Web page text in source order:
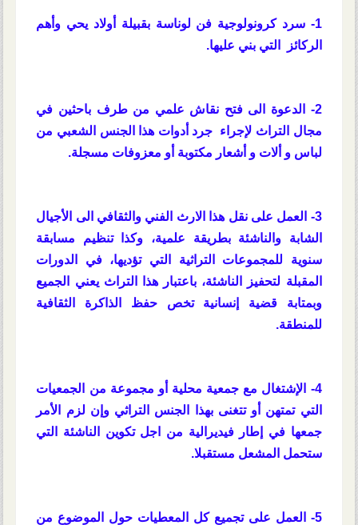
1- سرد كرونولوجية فن لوناسة بقبيلة أولاد يحي وأهم
الركائز التي بني عليها.
2- الدعوة الى فتح نقاش علمي من طرف باحثين في
مجال التراث لإجراء جرد أدوات هذا الجنس الشعبي من
لباس و ألات و أشعار مكتوبة أو معزوفات مسجلة.
3- العمل على نقل هذا الارث الفني والثقافي الى الأجيال
الشابة والناشئة بطريقة علمية، وكذا تنظيم مسابقة
سنوية للمجموعات التراثية التي تؤديها، في الدورات
المقبلة لتحفيز الناشئة، باعتبار هذا التراث يعني الجميع
وبمتابة قضية إنسانية تخص حفظ الذاكرة الثقافية
للمنطقة.
4- الإشتغال مع جمعية محلية أو مجموعة من الجمعيات
التي تمتهن أو تتغنى بهذا الجنس التراثي وإن لزم الأمر
جمعها في إطار فيديرالية من اجل تكوين الناشئة التي
ستحمل المشعل مستقبلا.
5- العمل على تجميع كل المعطيات حول الموضوع من